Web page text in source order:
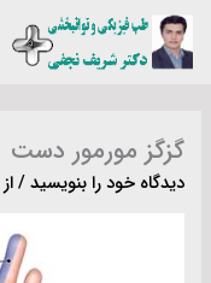
پرش
گزگز مورمور دست
دیدگاه‌ خود را بنویسید/ از